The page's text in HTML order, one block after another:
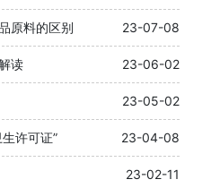
23-07-08
原料的区别
23-06-02
读
23-05-02
23-04-08
许可证”
23-02-11